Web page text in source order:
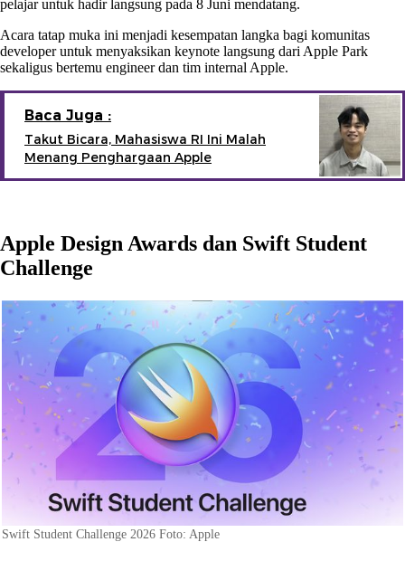
pelajar untuk hadir langsung pada 8 Juni mendatang.
Acara tatap muka ini menjadi kesempatan langka bagi komunitas
developer untuk menyaksikan keynote langsung dari Apple Park
sekaligus bertemu engineer dan tim internal Apple.
Baca Juga :
Takut Bicara, Mahasiswa RI Ini Malah
Menang Penghargaan Apple
Apple Design Awards dan Swift Student
Challenge
Swift Student Challenge 2026 Foto: Apple